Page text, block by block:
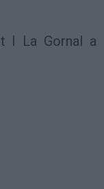
I La Gornal a